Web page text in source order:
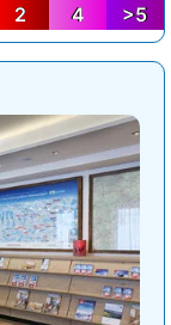
2 4 >5